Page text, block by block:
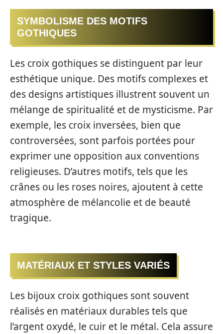
SYMBOLISME DES MOTIFS
GOTHIQUES
Les croix gothiques se distinguent par leur
esthétique unique. Des motifs complexes et
des designs artistiques illustrent souvent un
mélange de spiritualité et de mysticisme. Par
exemple, les croix inversées, bien que
controversées, sont parfois portées pour
exprimer une opposition aux conventions
religieuses. D’autres motifs, tels que les
crânes ou les roses noires, ajoutent à cette
atmosphère de mélancolie et de beauté
tragique.
MATÉRIAUX ET STYLES VARIÉS
Les bijoux croix gothiques sont souvent
réalisés en matériaux durables tels que
l’argent oxydé, le cuir et le métal. Cela assure